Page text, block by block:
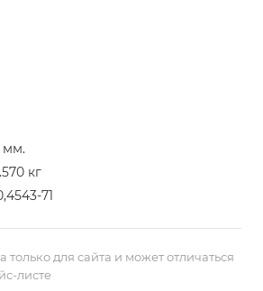
мм.
кг
71
только для сайта и может отличаться
листе